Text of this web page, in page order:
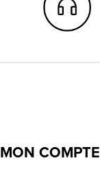
MON COMPTE